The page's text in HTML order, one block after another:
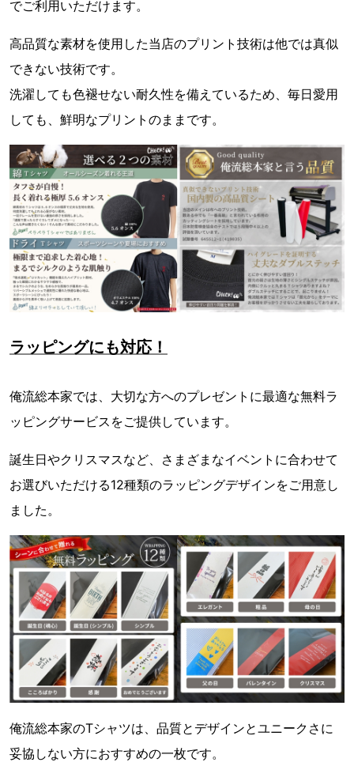
でご利用いただけます。
高品質な素材を使用した当店のプリント技術は他では真似
できない技術です。
洗濯しても色褪せない耐久性を備えているため、毎日愛用
しても、鮮明なプリントのままです。
ラッピングにも対応！
俺流総本家では、大切な方へのプレゼントに最適な無料ラ
ッピングサービスをご提供しています。
誕生日やクリスマスなど、さまざまなイベントに合わせて
お選びいただける12種類のラッピングデザインをご用意し
ました。
俺流総本家のTシャツは、品質とデザインとユニークさに
妥協しない方におすすめの一枚です。